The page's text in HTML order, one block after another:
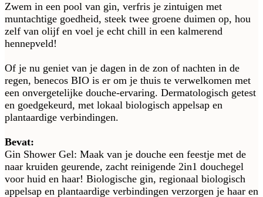
Zwem in een pool van gin, verfris je zintuigen met
muntachtige goedheid, steek twee groene duimen op, hou
zelf van olijf en voel je echt chill in een kalmerend
hennepveld!
Of je nu geniet van je dagen in de zon of nachten in de
regen, benecos BIO is er om je thuis te verwelkomen met
een onvergetelijke douche-ervaring. Dermatologisch getest
en goedgekeurd, met lokaal biologisch appelsap en
plantaardige verbindingen.
Bevat:
Gin Shower Gel: Maak van je douche een feestje met de
naar kruiden geurende, zacht reinigende 2in1 douchegel
voor huid en haar! Biologische gin, regionaal biologisch
appelsap en plantaardige verbindingen verzorgen je haar en